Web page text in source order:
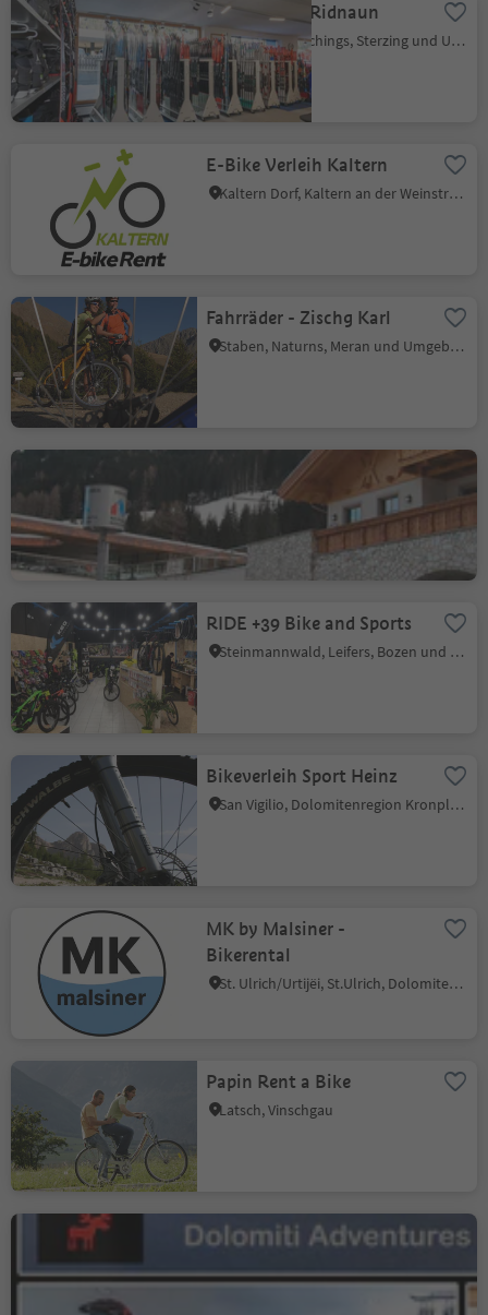
Rent and go Ridnaun
Ridnaun, Ratschings, Sterzing und Umgebung
E-Bike Verleih Kaltern
Kaltern Dorf, Kaltern an der Weinstraße, Südtiroler Weinstraße
Fahrräder - Zischg Karl
Staben, Naturns, Meran und Umgebung
Rent and go Ratschings
Jaufental, Ratschings, Sterzing und Umgebung
RIDE +39 Bike and Sports
Steinmannwald, Leifers, Bozen und Umgebung
Bikeverleih Sport Heinz
San Vigilio, Dolomitenregion Kronplatz
MK by Malsiner -
Bikerental
St. Ulrich/Urtijëi, St.Ulrich, Dolomitenregion Gröden
Papin Rent a Bike
Latsch, Vinschgau
Dolomiti Adventures Bike
Wolkenstein/Sëlva, Wolkenstein Gröden, Dolomitenregion Gröden